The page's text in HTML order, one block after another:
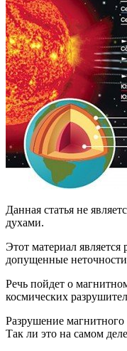
Данная статья не
духами.
Этот материал
допущенные
Речь пойдет о
космических
Разрушение
Так ли это на самом